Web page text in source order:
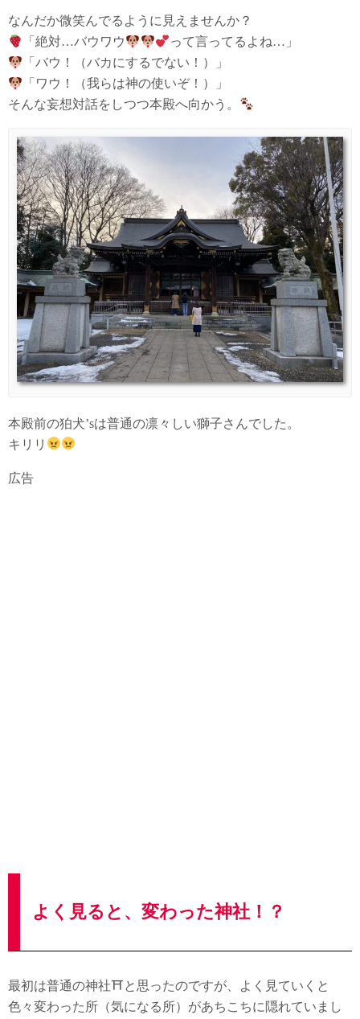
なんだか微笑んでるように見えませんか？
「絶対…バウワウ
って言ってるよね…」
「バウ！（バカにするでない！）」
「ワウ！（我らは神の使いぞ！）」
そんな妄想対話をしつつ本殿へ向かう。
本殿前の狛犬’sは普通の凛々しい獅子さんでした。
キリリ
広告
よく見ると、変わった神社！？
最初は普通の神社⛩と思ったのですが、よく見ていくと
色々変わった所（気になる所）があちこちに隠れていまし